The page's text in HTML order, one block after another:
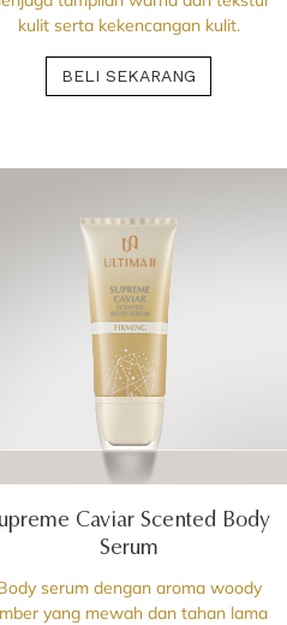
kulit serta kekencangan kulit.
BELI SEKARANG
Caviar Scented Body
Serum
serum dengan aroma woody
yang mewah dan tahan lama